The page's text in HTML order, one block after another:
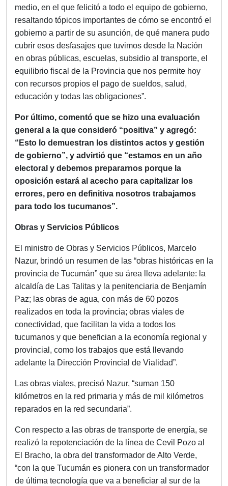
medio, en el que felicitó a todo el equipo de gobierno,
resaltando tópicos importantes de cómo se encontró el
gobierno a partir de su asunción, de qué manera pudo
cubrir esos desfasajes que tuvimos desde la Nación
en obras públicas, escuelas, subsidio al transporte, el
equilibrio fiscal de la Provincia que nos permite hoy
con recursos propios el pago de sueldos, salud,
educación y todas las obligaciones”.
Por último, comentó que se hizo una evaluación
general a la que consideró “positiva” y agregó:
“Esto lo demuestran los distintos actos y gestión
de gobierno”, y advirtió que “estamos en un año
electoral y debemos prepararnos porque la
oposición estará al acecho para capitalizar los
errores, pero en definitiva nosotros trabajamos
para todo los tucumanos”.
Obras y Servicios Públicos
El ministro de Obras y Servicios Públicos, Marcelo
Nazur, brindó un resumen de las “obras históricas en la
provincia de Tucumán” que su área lleva adelante: la
alcaldía de Las Talitas y la penitenciaria de Benjamín
Paz; las obras de agua, con más de 60 pozos
realizados en toda la provincia; obras viales de
conectividad, que facilitan la vida a todos los
tucumanos y que benefician a la economía regional y
provincial, como los trabajos que está llevando
adelante la Dirección Provincial de Vialidad”.
Las obras viales, precisó Nazur, “suman 150
kilómetros en la red primaria y más de mil kilómetros
reparados en la red secundaria”.
Con respecto a las obras de transporte de energía, se
realizó la repotenciación de la línea de Cevil Pozo al
El Bracho, la obra del transformador de Alto Verde,
“con la que Tucumán es pionera con un transformador
de última tecnología que va a beneficiar al sur de la